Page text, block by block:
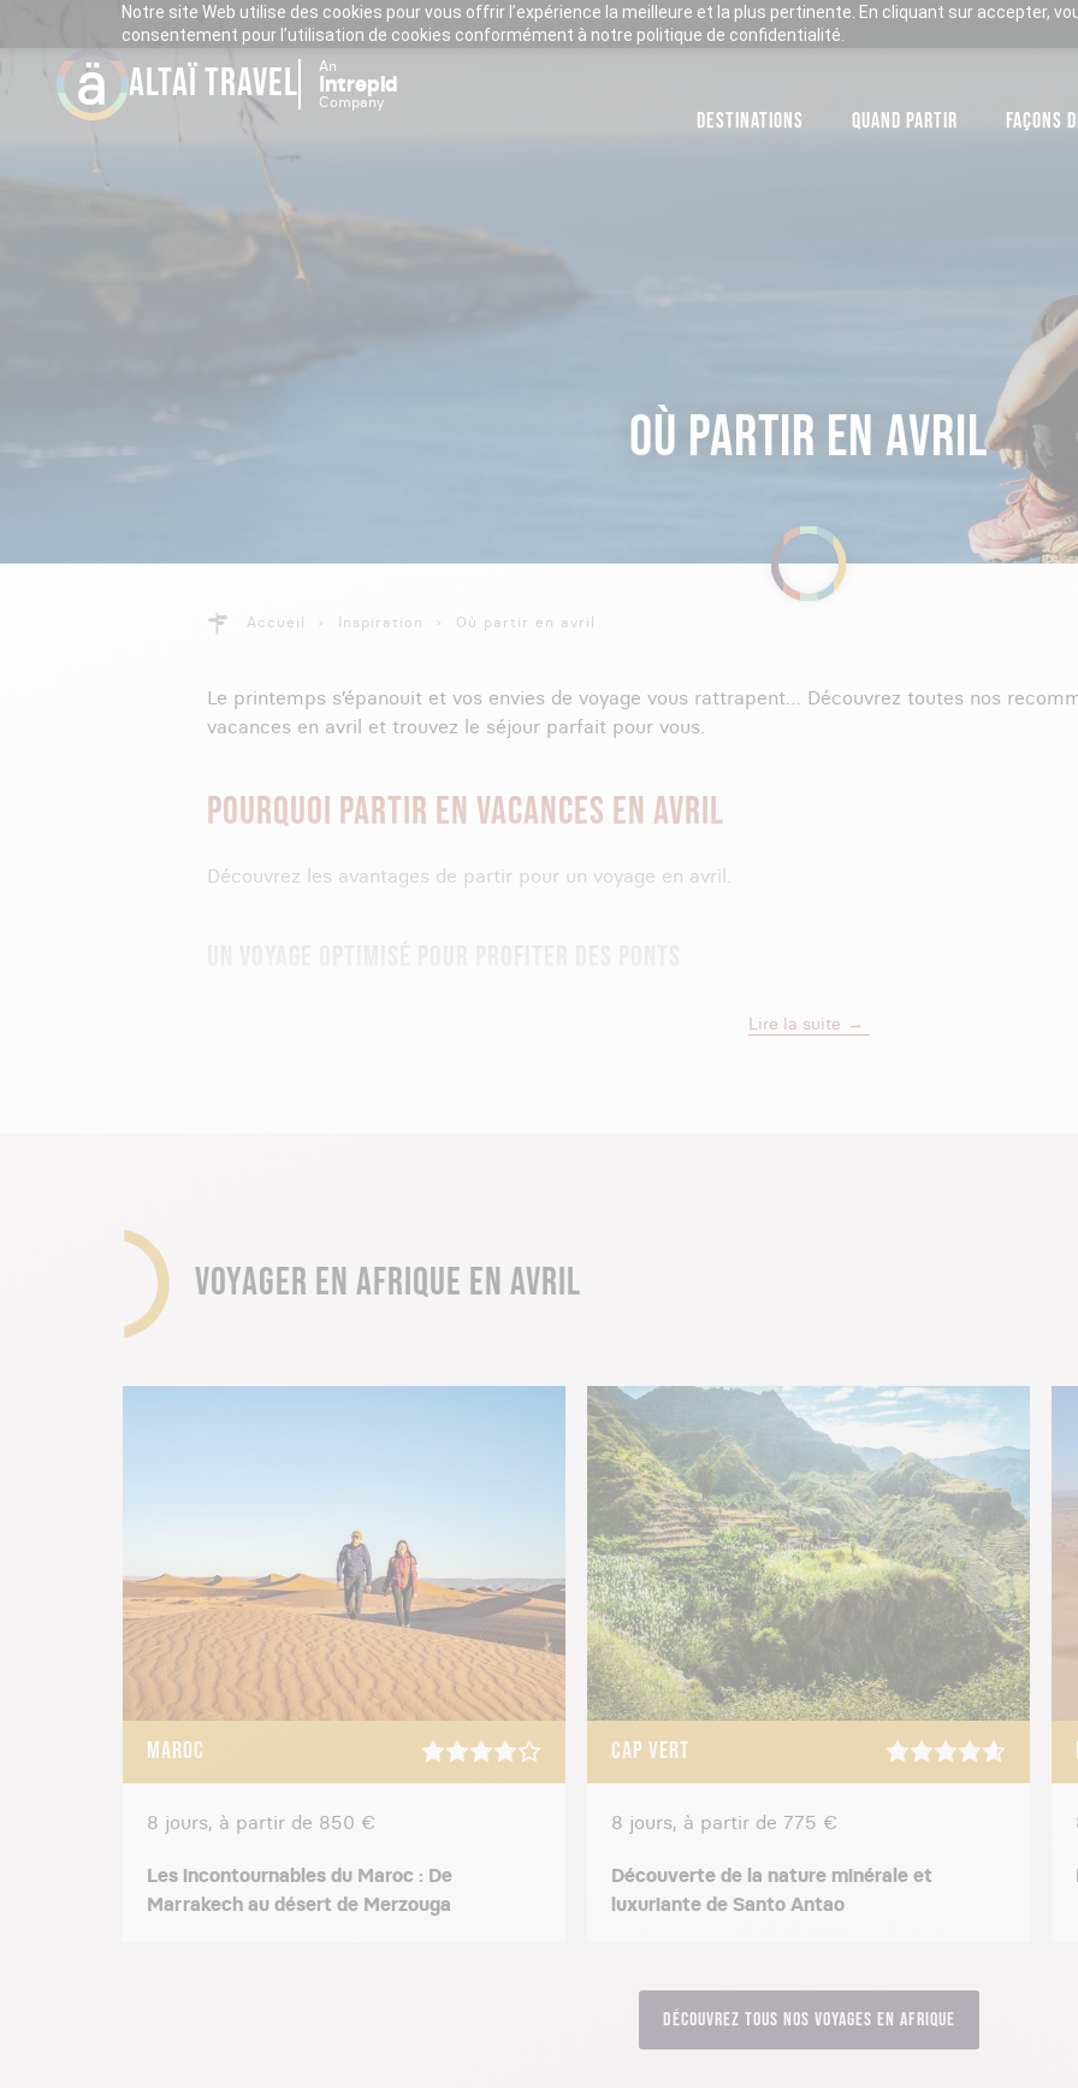
Notre site Web utilise des cookies pour vous offrir l’expérience la meilleure et la plus pertinente. En cliquant sur accepter,
consentement pour l’utilisation de cookies conformément à notre politique de confidentialité.
ALTAÏ TRAVEL An
Intrepid
Company
DESTINATIONS QUAND PARTIR FAÇONS
OÙ PARTIR EN AVRIL
Accueil Inspiration Où partir en avril
Le printemps s’épanouit et vos envies de voyage vous rattrapent… Découvrez toutes nos
vacances en avril et trouvez le séjour parfait pour vous.
POURQUOI PARTIR EN VACANCES EN AVRIL
Découvrez les avantages de partir pour un voyage en avril.
Vous l’attendiez peut-être et la voilà qui arrive ; la période des ponts. Un lundi par ci, un jeudi
lorsque l’on a besoin de faire une pause. Arrivé sur place, vous profitez du soleil avant tout le
vous lancer dans une belle aventure, mais sans souffrir de la chaleur estivale qui peut parfois
L'OCCASION DE PARTIR EN FAMILLE EN AVRIL
Grâce aux vacances de Pâques, le mois d'avril est propice pour une aventure en famille. Laissez
toute votre petite tribu ; vous avez rendez-vous en terres étrangères. Profitez de cette
nouveaux souvenirs uniques entre activités et détente avec vos enfants.
DES VACANCES HORS SAISON SOUS LE SOLEIL
Bien que les ponts et les vacances scolaires poussent de nombreux voyageurs à faire leur valise
malgré tout hors saison. Et la différence se ressent bien une fois arrivé sur place dans une
moins dense qui permet d’être plus détendu, de flâner sans se presser et de s’assurer des
Lire la suite
VOYAGER EN AFRIQUE EN AVRIL
MAROC
8 jours, à partir de 850 €
Les incontournables du Maroc : De
Marrakech au désert de Merzouga
CAP VERT
8 jours, à partir de 775 €
Découverte de la nature minérale et
luxuriante de Santo Antao
Découvrez tous nos voyages en Afrique